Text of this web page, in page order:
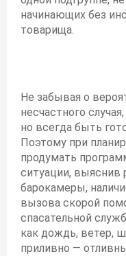
начинающих без
товарища.
Не забывая о
несчастного
но всегда быть
Поэтому при
продумать
ситуации,
барокамеры,
вызова скорой
спасательной
как дождь, ветер,
приливно —